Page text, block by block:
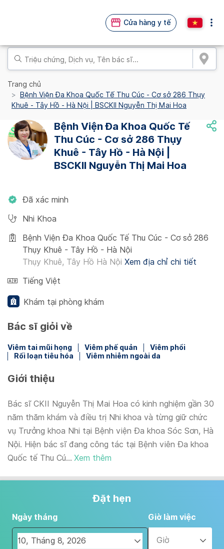
Cửa hàng y tế
Trang chủ
Bệnh Viện Đa Khoa Quốc Tế Thu Cúc - Cơ sở 286 Thụy
Khuê - Tây Hồ - Hà Nội | BSCKII Nguyễn Thị Mai Hoa
Bệnh Viện Đa Khoa Quốc Tế
Thu Cúc - Cơ sở 286 Thụy
Khuê - Tây Hồ - Hà Nội |
BSCKII Nguyễn Thị Mai Hoa
Đã xác minh
Nhi Khoa
Bệnh Viện Đa Khoa Quốc Tế Thu Cúc - Cơ sở 286
Thụy Khuê - Tây Hồ - Hà Nội
Thụy Khuê, Tây Hồ Hà Nội Xem địa chỉ chi tiết
Tiếng Việt
Khám tại phòng khám
Bác sĩ giỏi về
Viêm tai mũi họng Viêm phế quản
Viêm phổi
Rối loạn tiêu hóa
Viêm nhiễm ngoài da
Giới thiệu
Bác sĩ CKII Nguyễn Thị Mai Hoa có kinh nghiệm gần 30
năm thăm khám và điều trị Nhi khoa và từng giữ chức
vụ Trưởng khoa Nhi tại Bệnh viện Đa khoa Sóc Sơn, Hà
Nội. Hiện bác sĩ đang công tác tại Bệnh viên Đa khoa
Quốc tế Thu Cú... Xem thêm
Đặt hẹn
Ngày tháng Giờ làm việc
Giờ